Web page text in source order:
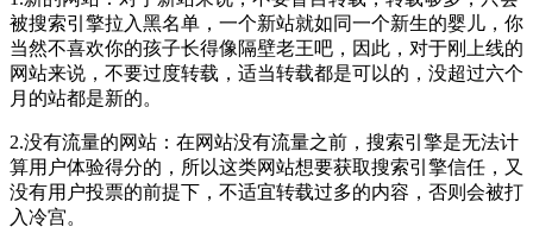
被搜索引擎拉入黑名单，一个新站就如同一个新生的婴儿，你
当然不喜欢你的孩子长得像隔壁老王吧，因此，对于刚上线的
网站来说，不要过度转载，适当转载都是可以的，没超过六个
月的站都是新的。
2.没有流量的网站：在网站没有流量之前，搜索引擎是无法计
算用户体验得分的，所以这类网站想要获取搜索引擎信任，又
没有用户投票的前提下，不适宜转载过多的内容，否则会被打
入冷宫。